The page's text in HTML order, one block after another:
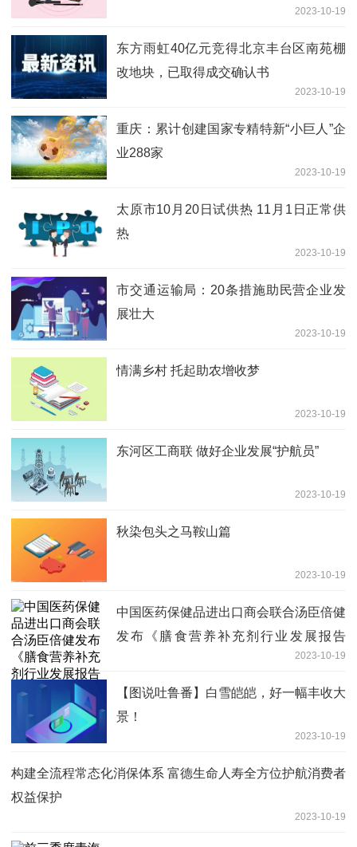
2023-10-19
东方雨虹40亿元竞得北京丰台区南苑棚
改地块，已取得成交确认书
2023-10-19
重庆：累计创建国家专精特新“小巨人”企
业288家
2023-10-19
太原市10月20日试供热 11月1日正常供
热
2023-10-19
市交通运输局：20条措施助民营企业发
展壮大
2023-10-19
情满乡村 托起助农增收梦
2023-10-19
东河区工商联 做好企业发展“护航员”
2023-10-19
秋染包头之马鞍山篇
2023-10-19
中国医药保健品进出口商会联合汤臣倍健
发布《膳食营养补充剂行业发展报告
2023-10-19
【图说吐鲁番】白雪皑皑，好一幅丰收大
景！
2023-10-19
构建全流程常态化消保体系 富德生命人寿全方位护航消费者
权益保护
2023-10-19